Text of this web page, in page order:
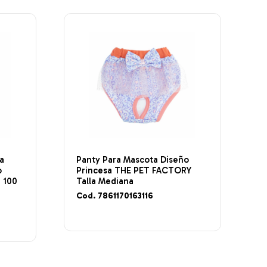
100
Panty Para Mascota Diseño
Princesa THE PET FACTORY
Talla Mediana
Cod. 7861170163116